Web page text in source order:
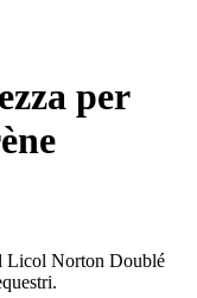
per
Licol Norton Doublé